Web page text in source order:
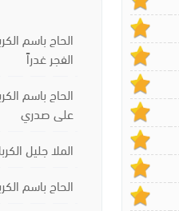
الحاج باسم
الفجر غدراً
الحاج باسم
على صدري
الملا جليل
الحاج باسم